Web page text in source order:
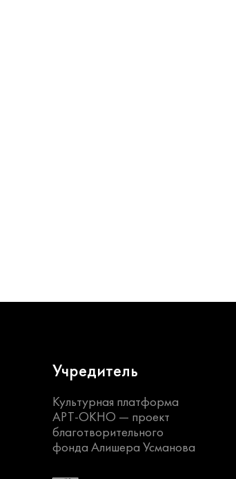
Учредитель
Культурная платформа
АРТ-ОКНО — проект
благотворительного
фонда Алишера Усманова